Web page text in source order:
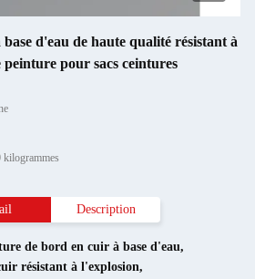
d'eau de haute qualité résistant à
pour sacs ceintures
kilogrammes
Description
de bord en cuir à base d'eau,
résistant à l'explosion,